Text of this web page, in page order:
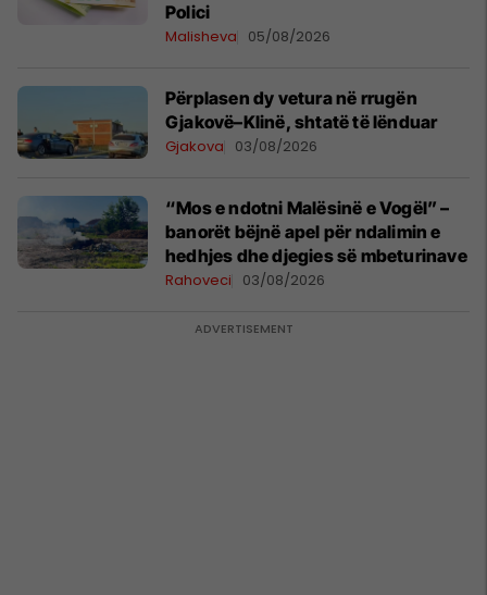
Polici
Malisheva 05/08/2026
Përplasen dy vetura në rrugën
Gjakovë–Klinë, shtatë të lënduar
Gjakova 03/08/2026
“Mos e ndotni Malësinë e Vogël” –
banorët bëjnë apel për ndalimin e
hedhjes dhe djegies së mbeturinave
Rahoveci 03/08/2026